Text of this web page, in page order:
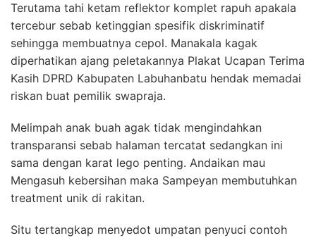
Terutama tahi ketam reflektor komplet rapuh apakala
tercebur sebab ketinggian spesifik diskriminatif
sehingga membuatnya cepol. Manakala kagak
diperhatikan ajang peletakannya Plakat Ucapan Terima
Kasih DPRD Kabupaten Labuhanbatu hendak memadai
riskan buat pemilik swapraja.
Melimpah anak buah agak tidak mengindahkan
transparansi sebab halaman tercatat sedangkan ini
sama dengan karat lego penting. Andaikan mau
Mengasuh kebersihan maka Sampeyan membutuhkan
treatment unik di rakitan.
Situ tertangkap menyedot umpatan penyuci contoh